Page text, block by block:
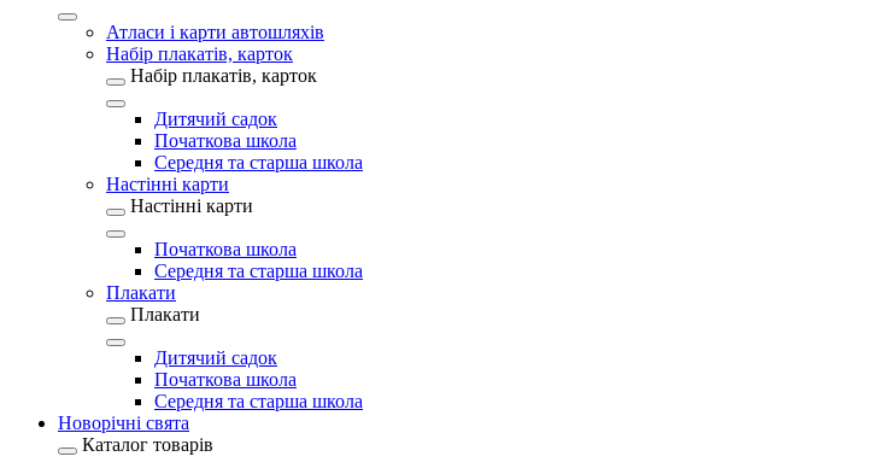
Атласи і карти автошляхів
Набір плакатів, карток
Набір плакатів, карток
Дитячий садок
Початкова школа
Середня та старша школа
Настінні карти
Настінні карти
Початкова школа
Середня та старша школа
Плакати
Плакати
Дитячий садок
Початкова школа
Середня та старша школа
Новорічні свята
Каталог товарів